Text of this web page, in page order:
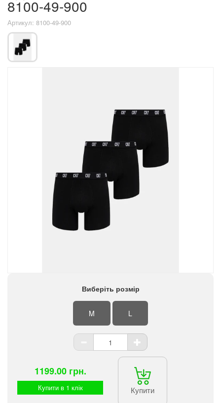
8100-49-900
Артикул: 8100-49-900
Виберіть розмір
M L
1199.00 грн.
Купити в 1 клік Купити